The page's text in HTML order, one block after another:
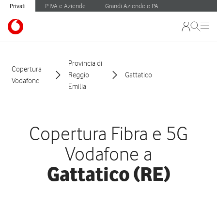
Privati P.IVA e Aziende Grandi Aziende e PA
Copertura
Vodafone
Provincia di
Reggio
Emilia
Gattatico
Copertura Fibra e 5G
Vodafone a
Gattatico (RE)